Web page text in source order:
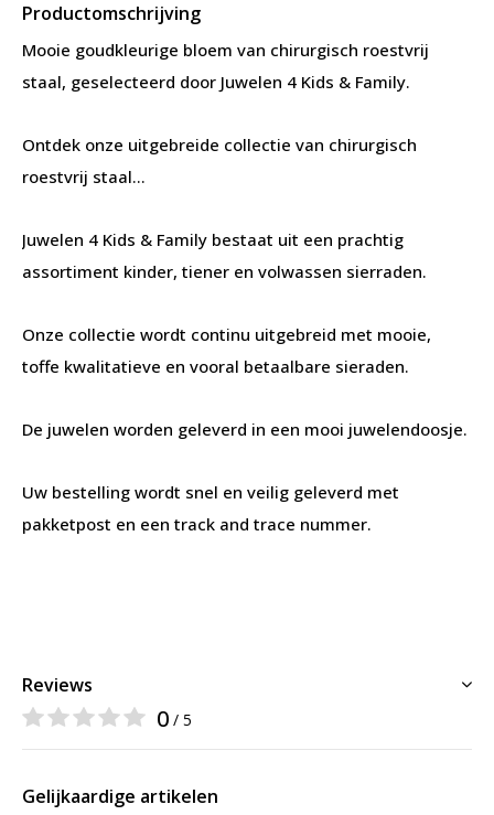
Productomschrijving
Mooie goudkleurige bloem van chirurgisch roestvrij
staal, geselecteerd door Juwelen 4 Kids & Family.
Ontdek onze uitgebreide collectie van chirurgisch
roestvrij staal...
Juwelen 4 Kids & Family bestaat uit een prachtig
assortiment kinder, tiener en volwassen sierraden.
Onze collectie wordt continu uitgebreid met mooie,
toffe kwalitatieve en vooral betaalbare sieraden.
De juwelen worden geleverd in een mooi juwelendoosje.
Uw bestelling wordt snel en veilig geleverd met
pakketpost en een track and trace nummer.
Reviews
0 / 5
Gelijkaardige artikelen